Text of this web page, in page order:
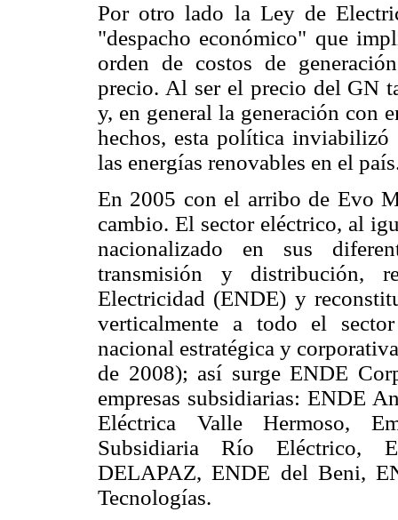
Por otro lado la Ley de
"despacho económico" que
orden de costos de
precio. Al ser el precio del GN
y, en general la generación con
hechos, esta política
las energías renovables en el
En 2005 con el arribo de Evo
cambio. El sector eléctrico, al
nacionalizado en sus
transmisión y distribución,
Electricidad (ENDE) y
verticalmente a todo el
nacional estratégica y
de 2008); así surge ENDE
empresas subsidiarias: ENDE
Eléctrica Valle Hermoso,
Subsidiaria Río Eléctrico,
DELAPAZ, ENDE del Beni,
Tecnologías.